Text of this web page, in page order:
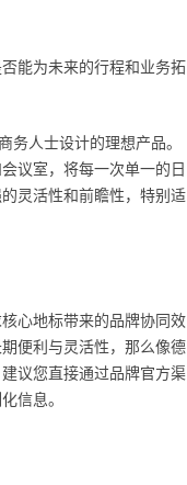
能为未来的行程和业务拓
人士设计的理想产品。
议室，将每一次单一的日
灵活性和前瞻性，特别适
心地标带来的品牌协同效
便利与灵活性，那么像德
议您直接通过品牌官方渠
信息。